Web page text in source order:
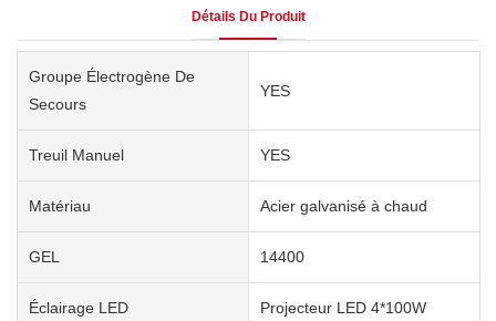
Détails Du Produit
Groupe Électrogène De
Secours
YES
Treuil Manuel YES
Matériau Acier galvanisé à chaud
GEL 14400
Éclairage LED Projecteur LED 4*100W